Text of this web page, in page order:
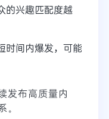
的兴趣匹配度越
时间内爆发，可能
发布高质量内